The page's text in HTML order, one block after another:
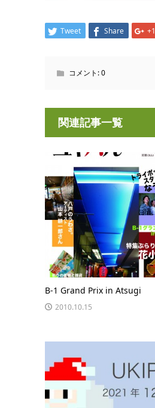
Tweet Share +1
コメント:0
関連記事一覧
B-1 Grand Prix in Atsugi
2010.10.15